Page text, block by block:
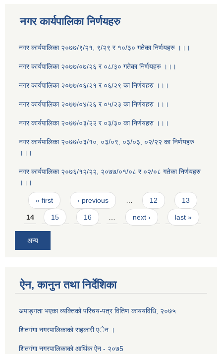
नगर कार्यपालिका निर्णयहरु
नगर कार्यपालिका २०७७/९/२१, ९/२९ र १०/३० गतेका निर्णयहरु ।।।
नगर कार्यपालिका २०७७/०७/२६ र ०८/३० गतेका निर्णयहरु ।।।
नगर कार्यपालिका २०७७/०६/२१ र ०६/२९ का निर्णयहरु ।।।
नगर कार्यपालिका २०७७/०४/२६ र ०५/२३ का निर्णयहरु ।।।
नगर कार्यपालिका २०७७/०३/२२ र ०३/३० का निर्णयहरु ।।।
नगर कार्यपालिका २०७७/०३/१०, ०३/०९, ०३/०३, ०२/२२ का निर्णयहरु
।।।
नगर कार्यपालिका २०७६/१२/२२, २०७७/०१/०८ र ०२/०८ गतेका निर्णयहरु
।।।
Pages
« first ‹ previous … 12 13
14 15 16 … next › last »
अन्य
ऐन, कानुन तथा निर्देशिका
अपाङ्गता भएका व्यक्तिको परिचय-पत्र वितिण काययविधि, २०७५
शितगंगा नगरपालिकाकाे सहकारी एेन ।
शितग‌ंगा नगरपालिकाकाे आर्थिक ऐन - २०७5